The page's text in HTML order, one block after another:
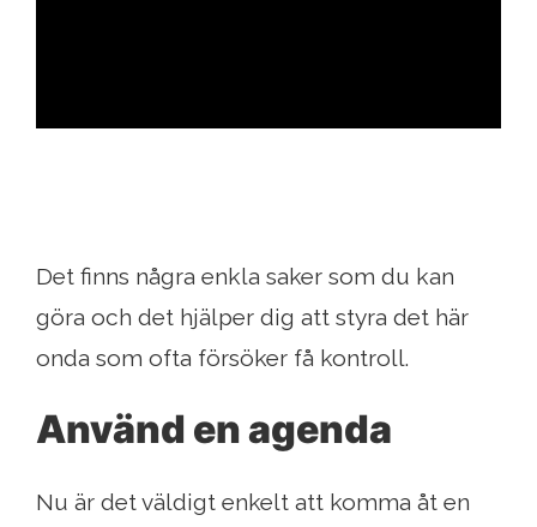
Det finns några enkla saker som du kan
göra och det hjälper dig att styra det här
onda som ofta försöker få kontroll.
Använd en agenda
Nu är det väldigt enkelt att komma åt en